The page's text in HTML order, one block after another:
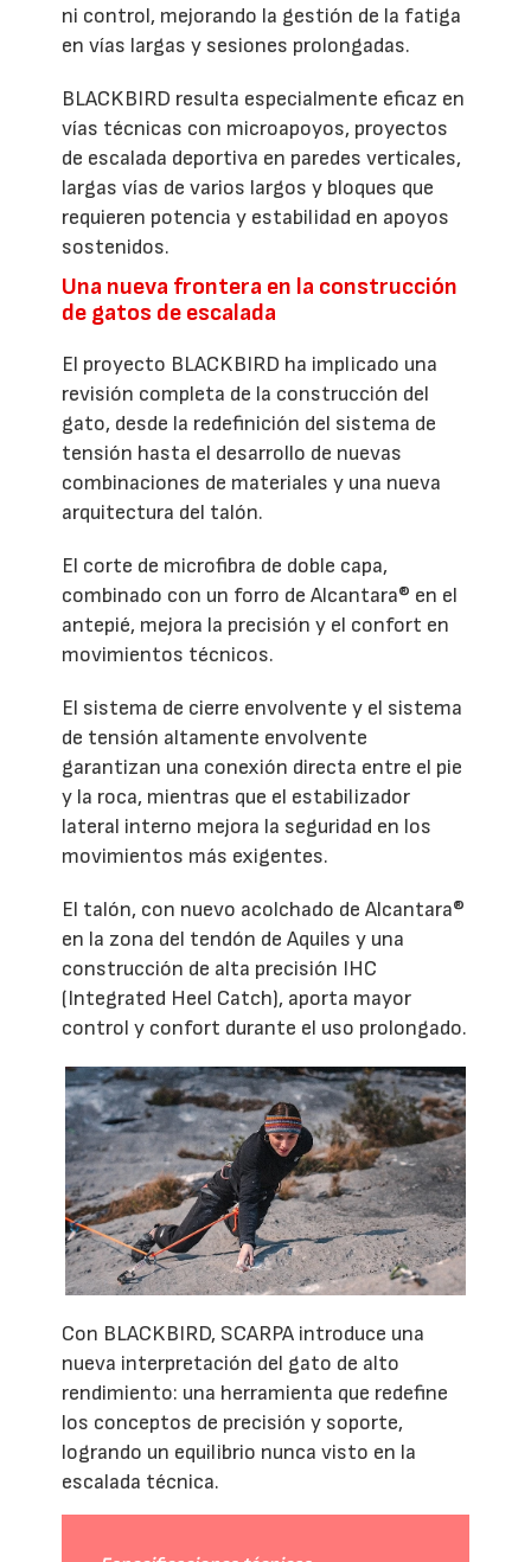
ni control, mejorando la gestión de la fatiga
en vías largas y sesiones prolongadas.
BLACKBIRD resulta especialmente eficaz en
vías técnicas con microapoyos, proyectos
de escalada deportiva en paredes verticales,
largas vías de varios largos y bloques que
requieren potencia y estabilidad en apoyos
sostenidos.
Una nueva frontera en la construcción
de gatos de escalada
El proyecto BLACKBIRD ha implicado una
revisión completa de la construcción del
gato, desde la redefinición del sistema de
tensión hasta el desarrollo de nuevas
combinaciones de materiales y una nueva
arquitectura del talón.
El corte de microfibra de doble capa,
combinado con un forro de Alcantara® en el
antepié, mejora la precisión y el confort en
movimientos técnicos.
El sistema de cierre envolvente y el sistema
de tensión altamente envolvente
garantizan una conexión directa entre el pie
y la roca, mientras que el estabilizador
lateral interno mejora la seguridad en los
movimientos más exigentes.
El talón, con nuevo acolchado de Alcantara®
en la zona del tendón de Aquiles y una
construcción de alta precisión IHC
(Integrated Heel Catch), aporta mayor
control y confort durante el uso prolongado.
Con BLACKBIRD, SCARPA introduce una
nueva interpretación del gato de alto
rendimiento: una herramienta que redefine
los conceptos de precisión y soporte,
logrando un equilibrio nunca visto en la
escalada técnica.